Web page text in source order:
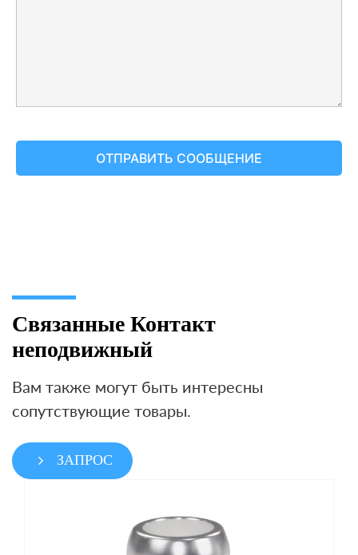
Связанные Контакт
неподвижный
Вам также могут быть интересны
сопутствующие товары.
ЗАПРОС